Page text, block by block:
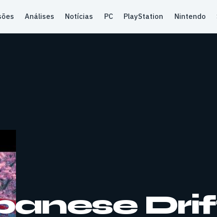
Análises Notícias PC PlayStation Nintendo